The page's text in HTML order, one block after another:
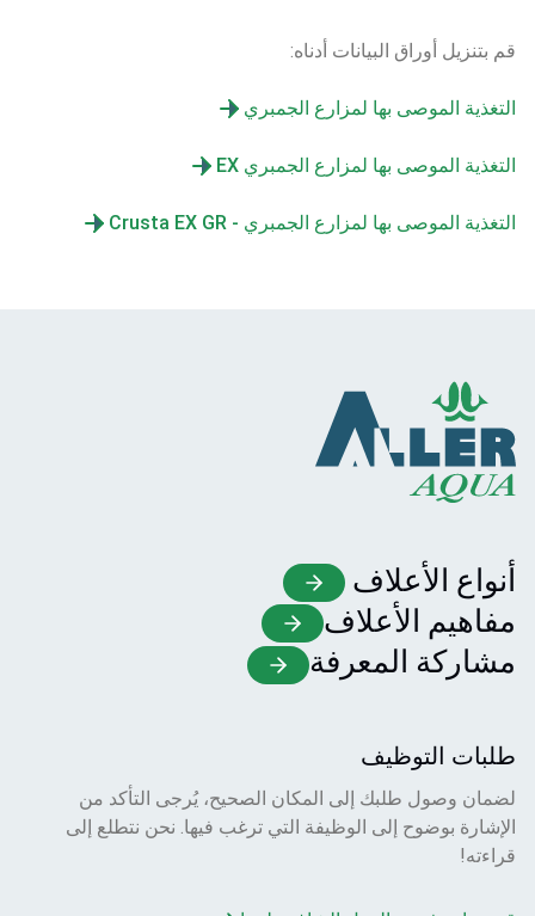
قم بتنزيل أوراق البيانات أدناه:
التغذية الموصى بها لمزارع الجمبري
التغذية الموصى بها لمزارع الجمبري EX
التغذية الموصى بها لمزارع الجمبري - Crusta EX GR
أنواع الأعلاف
مفاهيم الأعلاف
مشاركة المعرفة
طلبات التوظيف
لضمان وصول طلبك إلى المكان الصحيح، يُرجى التأكد من
الإشارة بوضوح إلى الوظيفة التي ترغب فيها. نحن نتطلع إلى
قراءته!